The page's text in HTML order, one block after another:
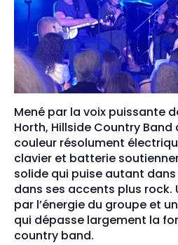
Mené par la voix puissante
Horth, Hillside Country
couleur résolument
clavier et batterie
solide qui puise autant
dans ses accents plus
par l’énergie du groupe et
qui dépasse largement la
country band.